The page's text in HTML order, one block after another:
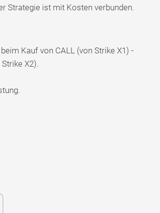
Strategie ist mit Kosten verbunden.
Kauf von CALL (von Strike X1) -
X2).